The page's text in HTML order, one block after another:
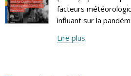
facteurs
influant sur la
Lire plus